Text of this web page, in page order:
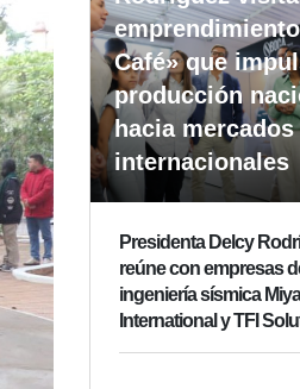
Café» que
producción
hacia mercados
internacionales
Presidenta Delcy
reúne con empresas
ingeniería sísmica
International y TFI